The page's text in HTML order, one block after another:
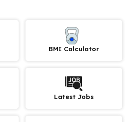
BMI Calculator
Latest Jobs